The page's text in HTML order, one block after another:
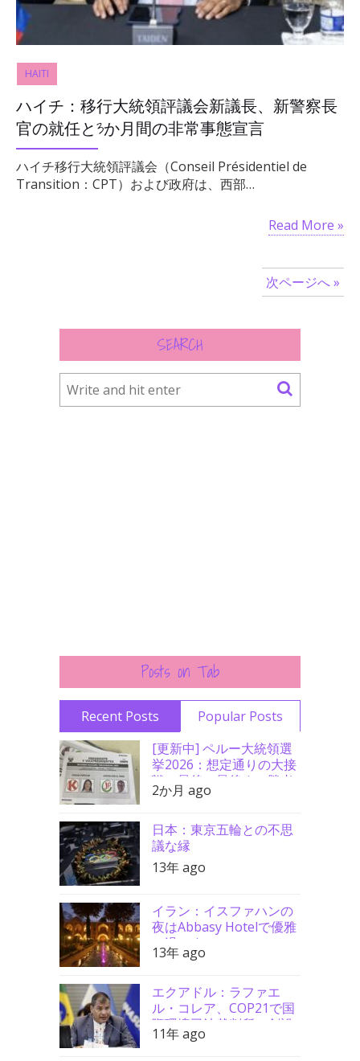
HAITI
ハイチ：移行大統領評議会新議長、新警察長
官の就任と3か月間の非常事態宣言
ハイチ移行大統領評議会（Conseil Présidentiel de
Transition：CPT）および政府は、西部…
Read More »
次ページへ »
SEARCH
Posts on Tab
Recent Posts
Popular Posts
[更新中] ペルー大統領選
挙2026：想定通りの大接
戦、最後の最後まで勝者
分からず
2か月 ago
日本：東京五輪との不思
議な縁
13年 ago
イラン：イスファハンの
夜はAbbasy Hotelで優雅
に過ごす
13年 ago
エクアドル：ラファエ
ル・コレア、COP21で国
際環境司法裁判所の創設
を要請
11年 ago